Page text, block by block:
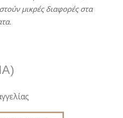
μικρές διαφορές στα